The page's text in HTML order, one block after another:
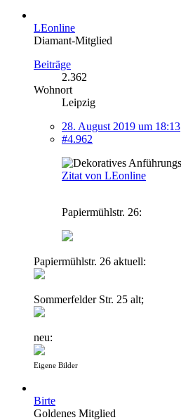
LEonline
Diamant-Mitglied
Beiträge
2.362
Wohnort
Leipzig
28. August 2019 um 18:13
#4.962
Zitat von LEonline
Papiermühlstr. 26:
Papiermühlstr. 26 aktuell:
Sommerfelder Str. 25 alt;
neu:
Eigene Bilder
Birte
Goldenes Mitglied